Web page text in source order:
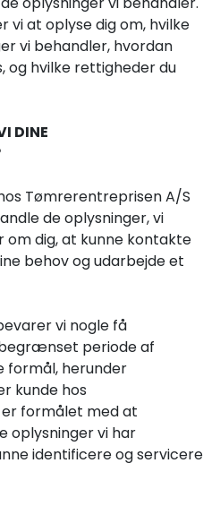
vi at oplyse dig om, hvilke
vi behandler, hvordan
og hvilke rettigheder du
DINE
Tømrerentreprisen A/S
de oplysninger, vi
dig, at kunne kontakte
behov og udarbejde et
vi nogle få
periode af
formål, herunder
kunde hos
formålet med at
oplysninger vi har
identificere og servicere